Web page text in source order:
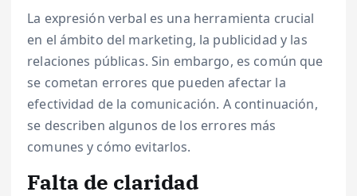
La expresión verbal es una herramienta crucial
en el ámbito del marketing, la publicidad y las
relaciones públicas. Sin embargo, es común que
se cometan errores que pueden afectar la
efectividad de la comunicación. A continuación,
se describen algunos de los errores más
comunes y cómo evitarlos.
Falta de claridad